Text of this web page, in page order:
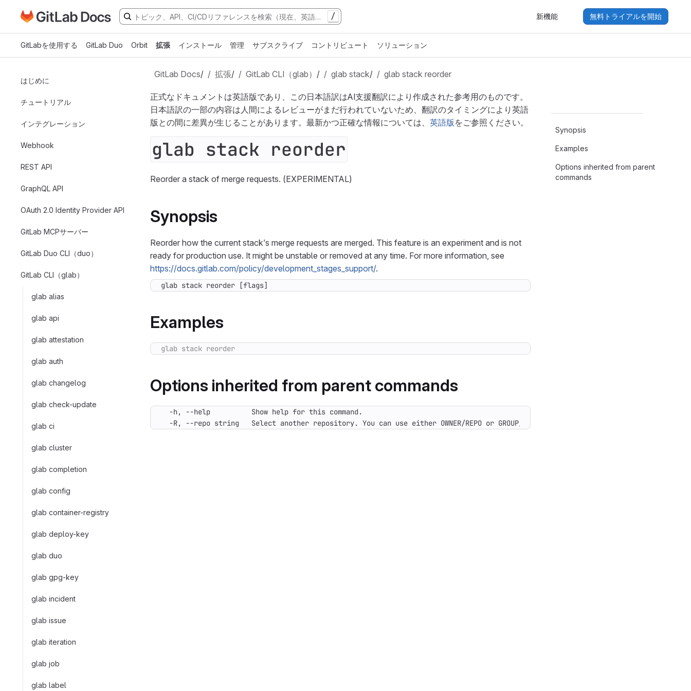
メインコンテンツにスキップ
GitLabドキュメントのホームページに移動 / 新機能 無料トライアルを開始
GitLabを使用する GitLab Duo Orbit 拡張 インストール 管理 サブスクライブ コントリビュート ソリューション
はじめに
チュートリアル
インテグレーション
Webhook
REST API
GraphQL API
OAuth 2.0 Identity Provider API
GitLab MCPサーバー
GitLab Duo CLI（duo）
GitLab CLI（glab）
glab alias
glab api
glab attestation
glab auth
glab changelog
glab check-update
glab ci
glab cluster
glab completion
glab config
glab container-registry
glab deploy-key
glab duo
glab gpg-key
glab incident
glab issue
glab iteration
glab job
glab label
GitLab Docs/ 拡張/ GitLab CLI（glab） / glab stack/ glab stack reorder
正式なドキュメントは英語版であり、この日本語訳はAI支援翻訳により作成された参考用のものです。
日本語訳の一部の内容は人間によるレビューがまだ行われていないため、翻訳のタイミングにより英語
版との間に差異が生じることがあります。最新かつ正確な情報については、 英語版 をご参照ください。
glab stack reorder
Reorder a stack of merge requests. (EXPERIMENTAL)
Synopsis
Reorder how the current stack’s merge requests are merged. This feature is an experiment and is not
ready for production use. It might be unstable or removed at any time. For more information, see
https://docs.gitlab.com/policy/development_stages_support/.
glab stack reorder [flags]
Examples
Options inherited from parent commands
-R, --repo string   Select another repository. You can use either OWNER/REPO or GROUP/NAMESPACE/REPO. The full URL or Git URL
Synopsis
Examples
Options inherited from parent
commands